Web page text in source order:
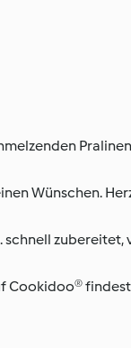
Wünschen.
schnell
Cookidoo®